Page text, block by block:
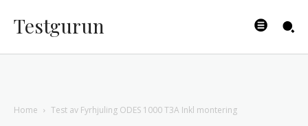
Testgurun
Home Test av Fyrhjuling ODES 1000 T3A Inkl montering